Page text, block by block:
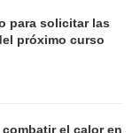
para solicitar las
próximo curso
el calor en